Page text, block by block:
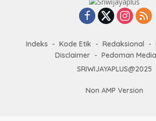
Indeks Kode Etik Redaksional
Disclaimer
Pedoman
SRIWIJAYAPLUS@2025
Non AMP Version